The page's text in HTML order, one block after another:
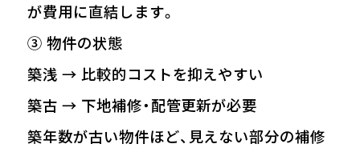
が費用に直結します。
③ 物件の状態
築浅 → 比較的コストを抑えやすい
築古 → 下地補修・配管更新が必要
築年数が古い物件ほど、見えない部分の補修